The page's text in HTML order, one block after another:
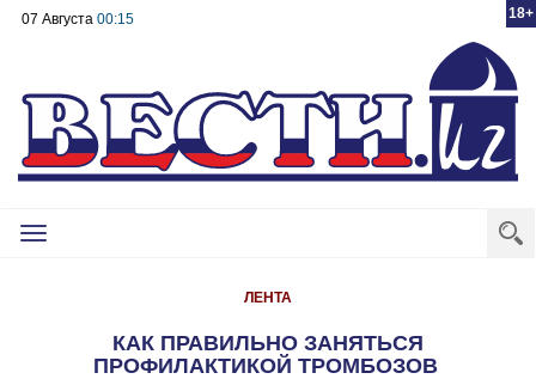
18+
07 Августа 00:15
Toggle
ЛЕНТА
КАК ПРАВИЛЬНО ЗАНЯТЬСЯ
ПРОФИЛАКТИКОЙ ТРОМБОЗОВ